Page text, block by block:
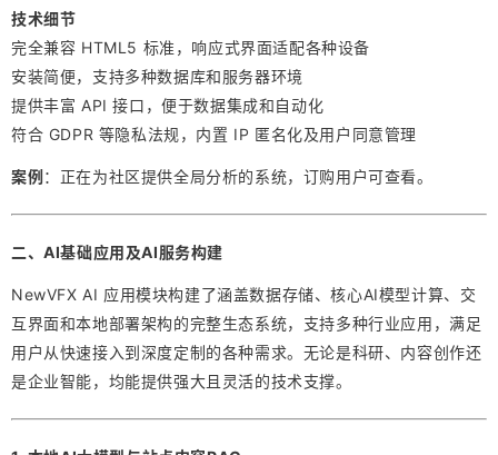
技术细节
完全兼容 HTML5 标准，响应式界面适配各种设备
安装简便，支持多种数据库和服务器环境
提供丰富 API 接口，便于数据集成和自动化
符合 GDPR 等隐私法规，内置 IP 匿名化及用户同意管理
案例 ：正在为社区提供全局分析的系统，订购用户可查看。
二、AI基础应用及AI服务构建
NewVFX AI 应用模块构建了涵盖数据存储、核心AI模型计算、交
互界面和本地部署架构的完整生态系统，支持多种行业应用，满足
用户从快速接入到深度定制的各种需求。无论是科研、内容创作还
是企业智能，均能提供强大且灵活的技术支撑。